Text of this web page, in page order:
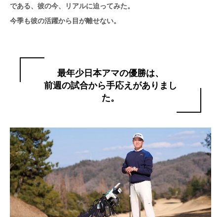
である、彼の今、リアルに迫ってみた。
今季も彼の活躍から目が離せない。
最年少日本アマの優勝は、
前週の試合から手応えがありまし
た。